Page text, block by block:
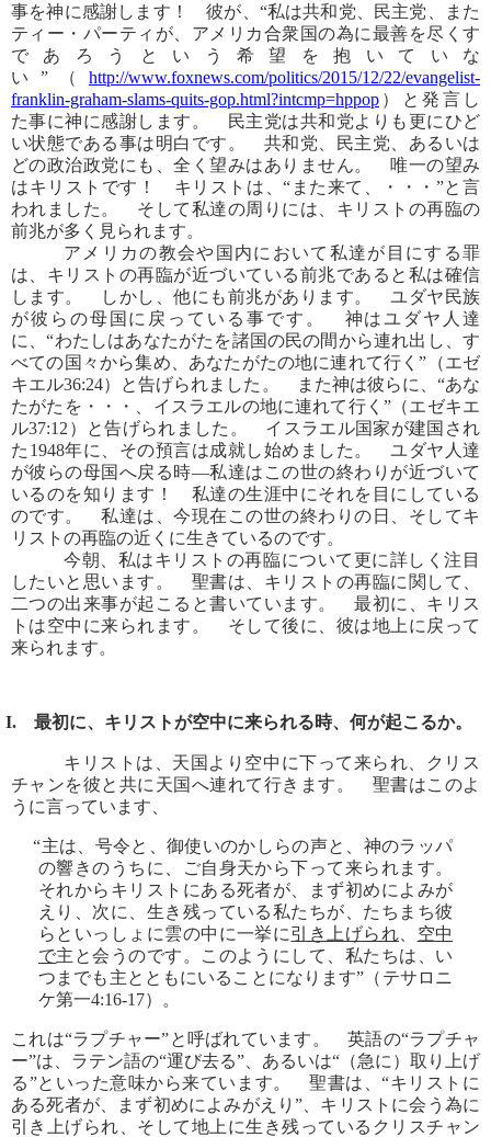
事を神に感謝します！ 彼が、“私は共和党、民主党、また
ティー・パーティが、アメリカ合衆国の為に最善を尽くす
であろうという希望を抱いていな
い”（ http://www.foxnews.com/politics/2015/12/22/evangelist-
franklin-graham-slams-quits-gop.html?intcmp=hppop ）と発言し
た事に神に感謝します。 民主党は共和党よりも更にひど
い状態である事は明白です。 共和党、民主党、あるいは
どの政治政党にも、全く望みはありません。 唯一の望み
はキリストです！ キリストは、“また来て、・・・”と言
われました。 そして私達の周りには、キリストの再臨の
前兆が多く見られます。
アメリカの教会や国内において私達が目にする罪
は、キリストの再臨が近づいている前兆であると私は確信
します。 しかし、他にも前兆があります。 ユダヤ民族
が彼らの母国に戻っている事です。 神はユダヤ人達
に、“わたしはあなたがたを諸国の民の間から連れ出し、す
べての国々から集め、あなたがたの地に連れて行く”（エゼ
キエル36:24）と告げられました。 また神は彼らに、“あな
たがたを・・・、イスラエルの地に連れて行く”（エゼキエ
ル37:12）と告げられました。 イスラエル国家が建国され
た1948年に、その預言は成就し始めました。 ユダヤ人達
が彼らの母国へ戻る時―私達はこの世の終わりが近づいて
いるのを知ります！ 私達の生涯中にそれを目にしている
のです。 私達は、今現在この世の終わりの日、そしてキ
リストの再臨の近くに生きているのです。
今朝、私はキリストの再臨について更に詳しく注目
したいと思います。 聖書は、キリストの再臨に関して、
二つの出来事が起こると書いています。 最初に、キリス
トは空中に来られます。 そして後に、彼は地上に戻って
来られます。
I. 最初に、キリストが空中に来られる時、何が起こるか。
キリストは、天国より空中に下って来られ、クリス
チャンを彼と共に天国へ連れて行きます。 聖書はこのよ
うに言っています、
“主は、号令と、御使いのかしらの声と、神のラッパ
の響きのうちに、ご自身天から下って来られます。
それからキリストにある死者が、まず初めによみが
えり、次に、生き残っている私たちが、たちまち彼
らといっしょに雲の中に一挙に引き上げられ
空中
で主と会うのです。このようにして、私たちは、い
つまでも主とともにいることになります”（テサロニ
ケ第一4:16-17）。
これは“ラプチャー”と呼ばれています。 英語の“ラプチャ
ー”は、ラテン語の“運び去る”、あるいは“（急に）取り上げ
る”といった意味から来ています。 聖書は、“キリストに
ある死者が、まず初めによみがえり”、キリストに会う為に
引き上げられ、そして地上に生き残っているクリスチャン